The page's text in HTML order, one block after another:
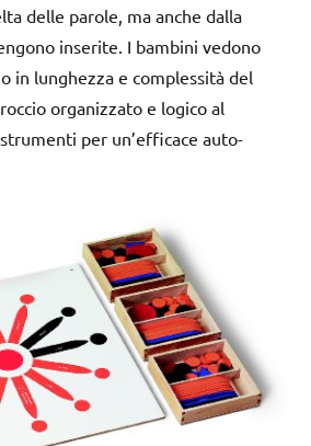
delle parole, ma anche dalla
inserite. I bambini vedono
in lunghezza e complessità del
organizzato e logico al
per un’efficace auto-